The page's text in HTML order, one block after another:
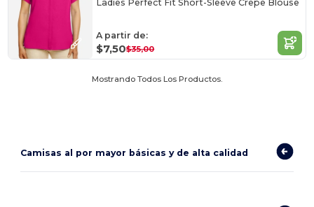
Ladies Perfect Fit Short-Sleeve Crepe Blouse
A partir de:
$7,50$35,00
Mostrando Todos Los Productos.
Camisas al por mayor básicas y de alta calidad